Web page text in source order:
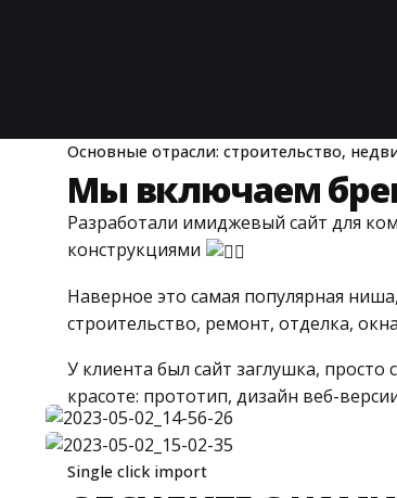
Основные отрасли: строительство,
Мы включаем
Разработали имиджевый сайт для
конструкциями
Наверное это самая популярная
строительство, ремонт, отделка,
У клиента был сайт заглушка,
красоте: прототип, дизайн веб-
Single click import